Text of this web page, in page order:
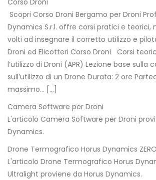
Corso Droni
Scopri Corso Droni Bergamo per Droni
Dynamics S.r.l. offre corsi pratici e teorici,
volti ad insegnare il corretto utilizzo e
Droni ed Elicotteri Corso Droni Corsi
l’utilizzo di Droni (APR) Lezione base sulla
sull’utilizzo di un Drone Durata: 2 ore
massimo… […]
Camera Software per Droni
L'articolo Camera Software per Droni
Dynamics.
Drone Termografico Horus Dynamics
L'articolo Drone Termografico Horus
Ultralight proviene da Horus Dynamics.